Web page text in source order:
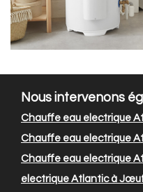
Nous intervenons
Chauffe eau electrique
Chauffe eau electrique
Chauffe eau electrique
electrique Atlantic à